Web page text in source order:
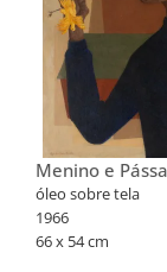
Menino e
óleo sobre tela
1966
66 x 54 cm